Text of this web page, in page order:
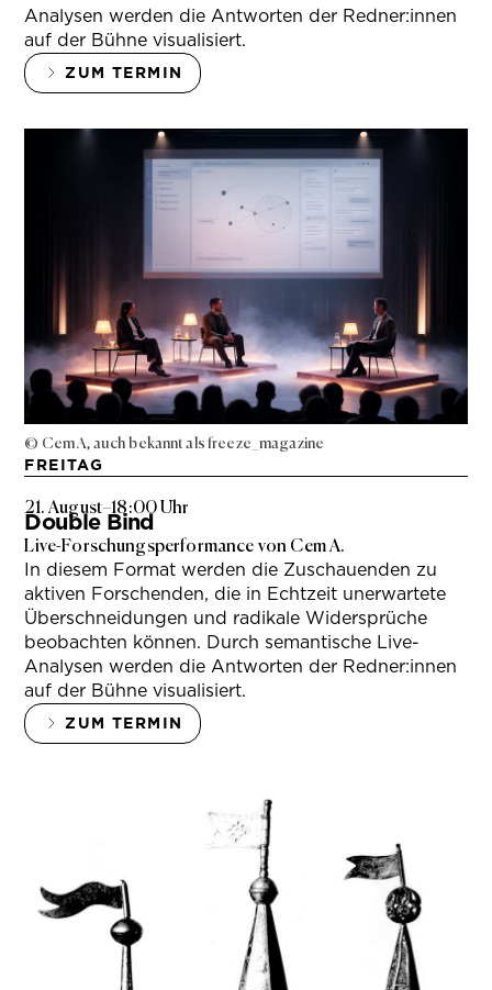
Analysen werden die Antworten der Redner:innen
auf der Bühne visualisiert.
ZUM TERMIN
© Cem A, auch bekannt als freeze_magazine
FREITAG
21. August–18:00 Uhr
Double Bind
Live-Forschungsperformance von Cem A.
In diesem Format werden die Zuschauenden zu
aktiven Forschenden, die in Echtzeit unerwartete
Überschneidungen und radikale Widersprüche
beobachten können. Durch semantische Live-
Analysen werden die Antworten der Redner:innen
auf der Bühne visualisiert.
ZUM TERMIN